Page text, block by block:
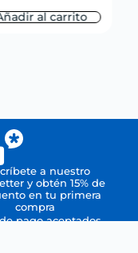
al carrito
a nuestro
y obtén 15% de
en tu primera
compra
pago aceptados